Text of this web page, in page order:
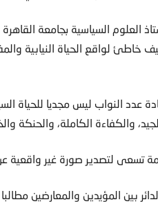
العلوم السياسية بجامعة
خاطئ لواقع الحياة النيابية
عدد النواب ليس مجديا للحياة
والكفاءة الكاملة، والحنكة
تسعى لتصدير صورة غير واقعية عن
بين المؤيدين والمعارضين